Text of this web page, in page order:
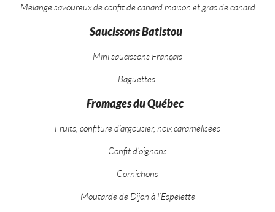
Mélange savoureux de confit de canard maison et gras de canard
Saucissons Batistou
Mini saucissons Français
Baguettes
Fromages du Québec
Fruits, confiture d’argousier, noix caramélisées
Confit d’oignons
Cornichons
Moutarde de Dijon à l’Espelette